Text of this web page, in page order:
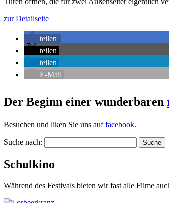
Türen öffnen, die für zwei Außenseiter eigentlich
zur Detailseite
teilen
teilen
teilen
E-Mail
Der Beginn einer wunderbaren
Besuchen und liken Sie uns auffacebook.
Suche nach:
Schulkino
Während des Festivals bieten wir fast alle Filme